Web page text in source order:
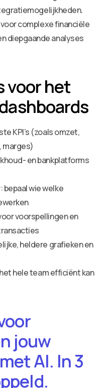
complexe financiële
diepgaande analyses
voor het
KPI’s (zoals omzet,
marges)
en bankplatforms
wie welke
voorspellingen en
heldere grafieken en
hele team efficiënt kan
jouw
AI. In 3